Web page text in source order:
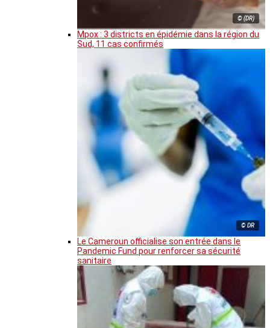
© (DR)
Mpox : 3 districts en épidémie dans la région du
Sud, 11 cas confirmés
© DR
Le Cameroun officialise son entrée dans le
Pandemic Fund pour renforcer sa sécurité
sanitaire